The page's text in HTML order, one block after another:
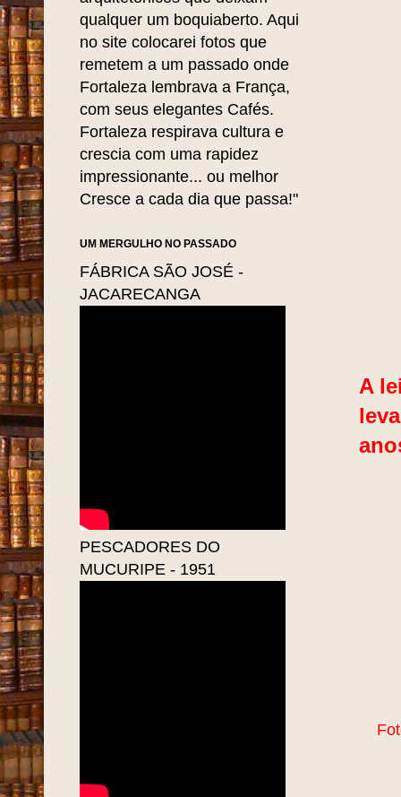
A
qualquer um boquiaberto. Aqui
no site colocarei fotos que
remetem a um passado onde
Fortaleza lembrava a França,
com seus elegantes Cafés.
Fortaleza respirava cultura e
crescia com uma rapidez
impressionante... ou melhor
Cresce a cada dia que passa!"
UM MERGULHO NO PASSADO
FÁBRICA SÃO JOSÉ -
JACARECANGA
PESCADORES DO
MUCURIPE - 1951